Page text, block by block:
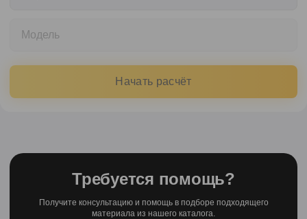
Модель
Начать расчёт
Требуется помощь?
Получите консультацию и помощь в подборе подходящего
материала из нашего каталога.